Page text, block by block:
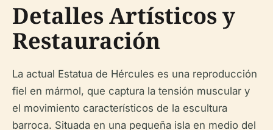
Detalles Artísticos y
Restauración
La actual Estatua de Hércules es una reproducción
fiel en mármol, que captura la tensión muscular y
el movimiento característicos de la escultura
barroca. Situada en una pequeña isla en medio del